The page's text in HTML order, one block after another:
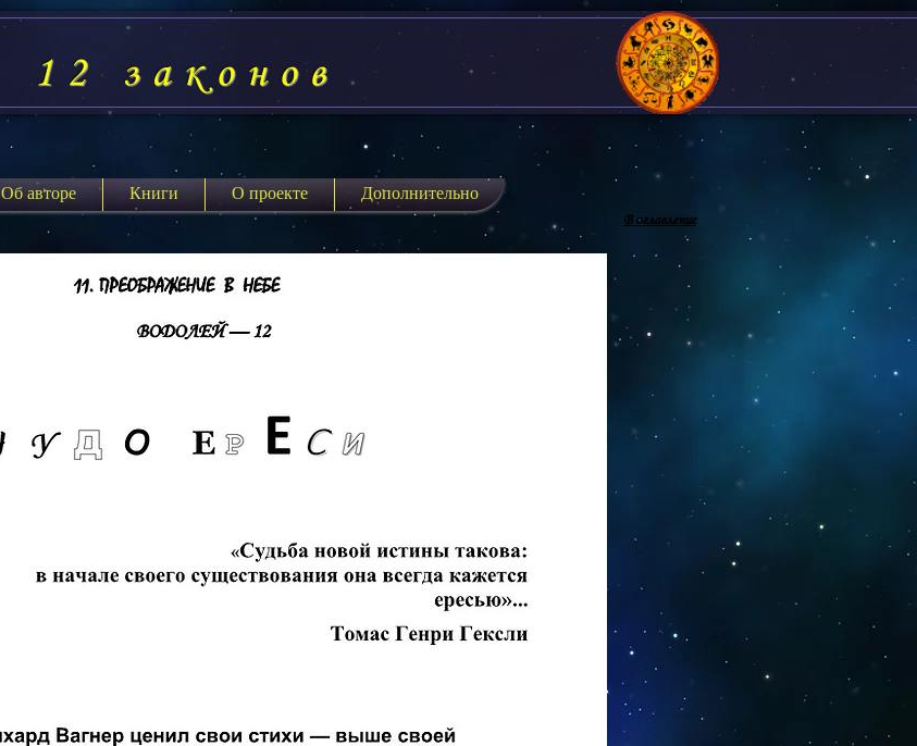
12 законов
Об авторе Книги О проекте Дополнительно
В оглавление